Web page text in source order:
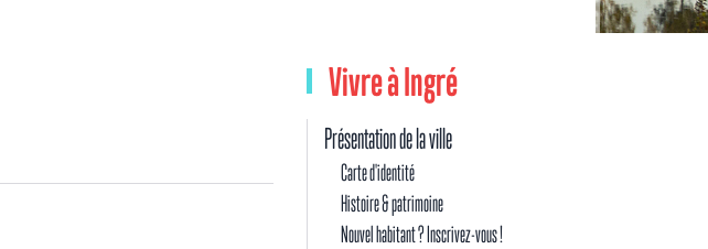
Vivre à Ingré
Présentation de la ville
Carte d'identité
Histoire & patrimoine
Nouvel habitant ? Inscrivez-vous !